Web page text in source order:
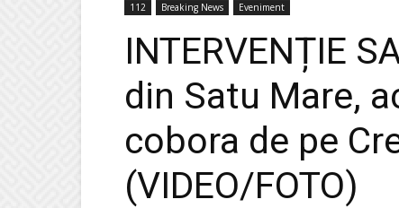
112 Breaking News Eveniment
INTERVENȚIE
din Satu Mare,
cobora de pe
(VIDEO/FOTO)